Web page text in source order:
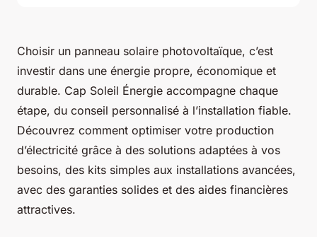
Choisir un panneau solaire photovoltaïque, c’est
investir dans une énergie propre, économique et
durable. Cap Soleil Énergie accompagne chaque
étape, du conseil personnalisé à l’installation fiable.
Découvrez comment optimiser votre production
d’électricité grâce à des solutions adaptées à vos
besoins, des kits simples aux installations avancées,
avec des garanties solides et des aides financières
attractives.